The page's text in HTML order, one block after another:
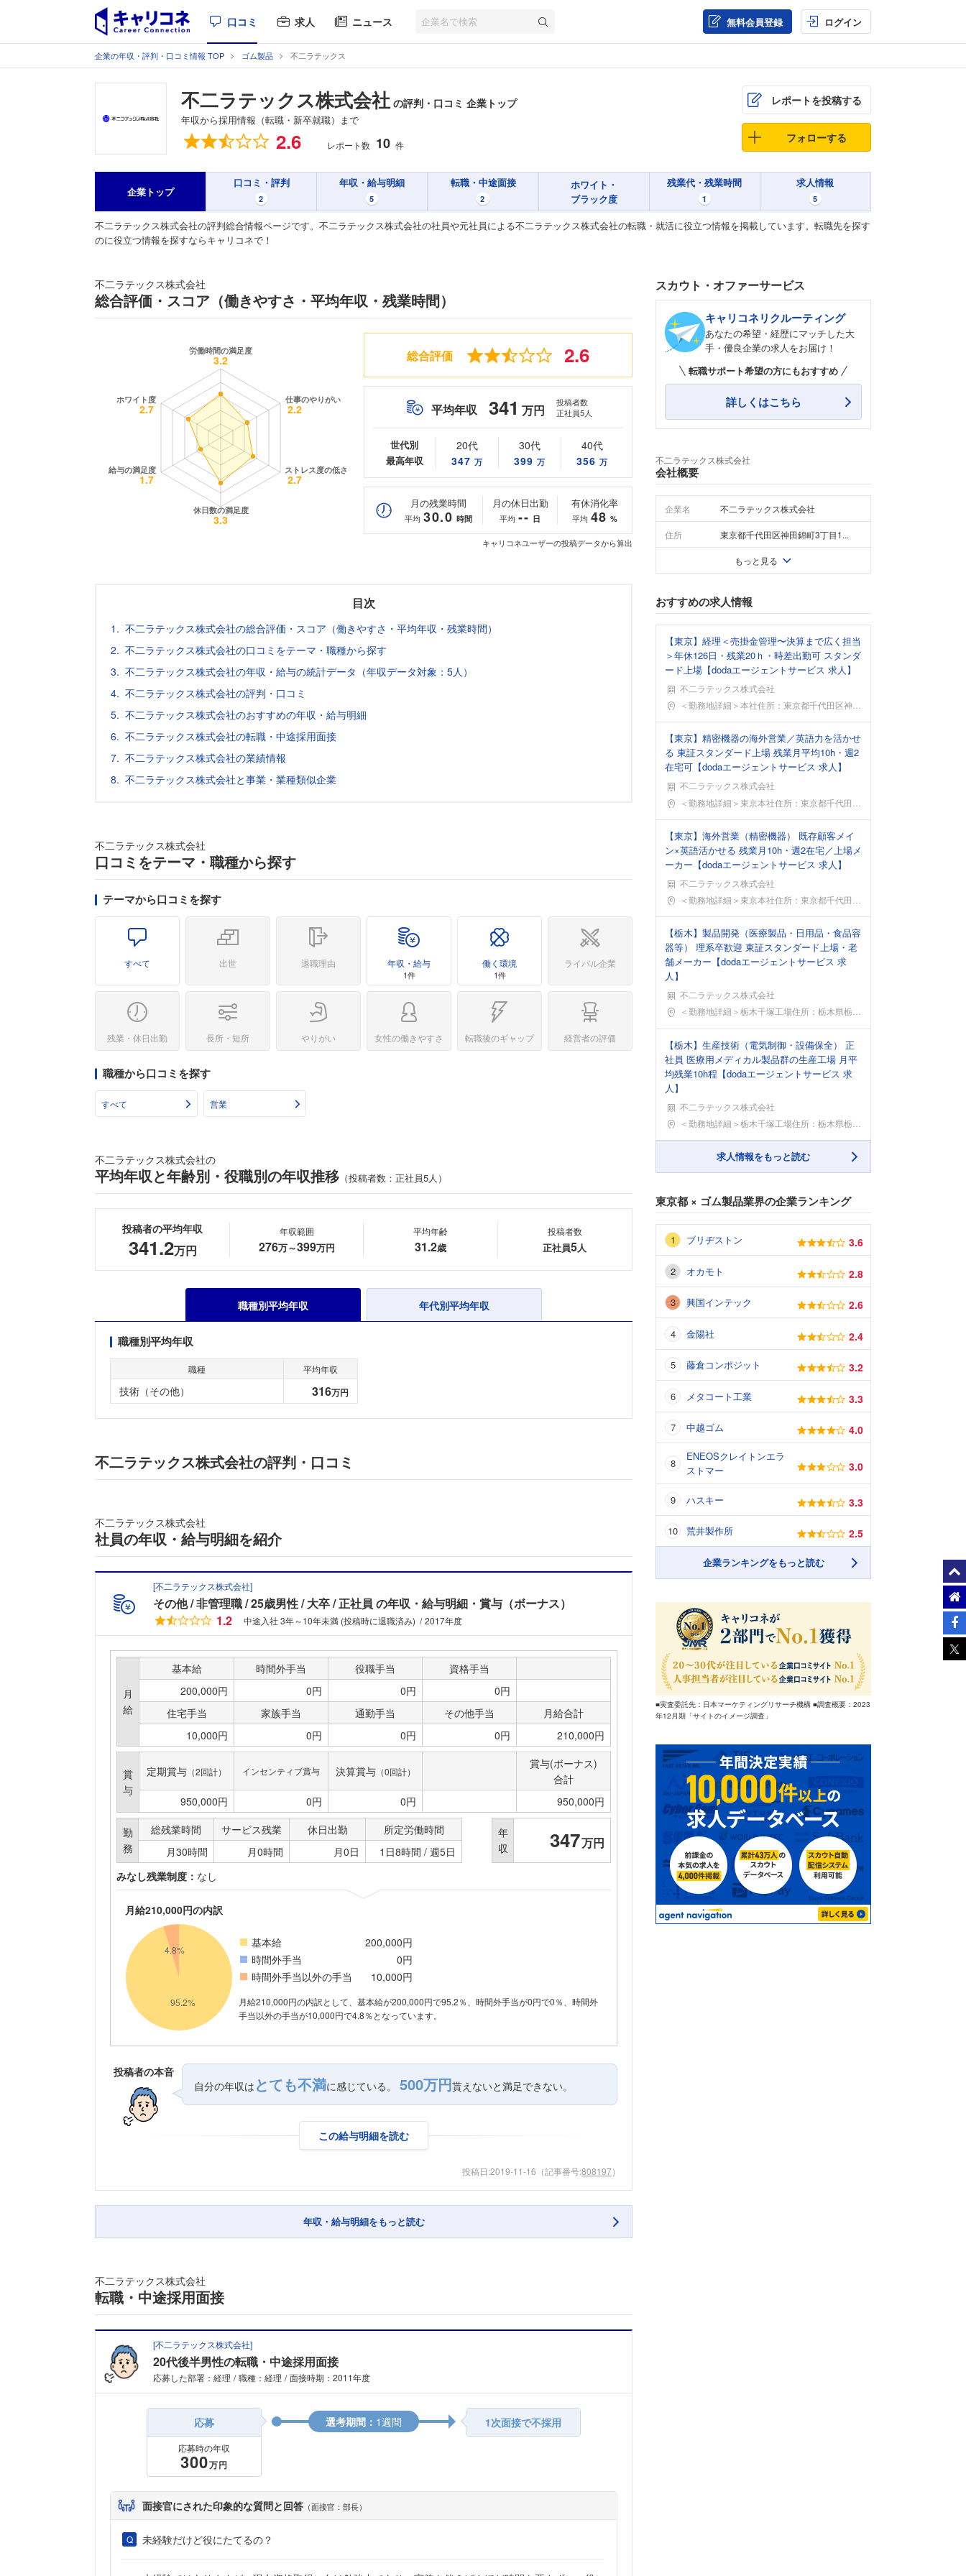
口コミ 求人 ニュース 無料会員登録 ログイン
企業の年収・評判・口コミ情報 TOP ゴム製品 不二ラテックス
不二ラテックス株式会社 の評判・口コミ 企業トップ
年収から採用情報（転職・新卒就職）まで
総合評価 2.6 レポート数 10 件
レポートを投稿する
フォローする
企業トップ
口コミ・評判
2
年収・給与明細
5
転職・中途面接
2
ホワイト・
ブラック度
残業代・残業時間
1
求人情報
5
不二ラテックス株式会社の評判総合情報ページです。不二ラテックス株式会社の社員や元社員による不二ラテックス株式会社の転職・就活に役立つ情報を掲載しています。転職先を探す
のに役立つ情報を探すならキャリコネで！
こちらの企業もフォローしませんか？
不二ラテックス株式会社
総合評価・スコア（働きやすさ・平均年収・残業時間）
総合評価 2.6
平均年収 341 万円
投稿者数
正社員5人
世代別
最高年収
20代
347 万
30代
399 万
40代
356 万
月の残業時間
平均 30.0 時間
月の休日出勤
平均 -- 日
有休消化率
平均 48 %
キャリコネユーザーの投稿データから算出
目次
不二ラテックス株式会社の総合評価・スコア（働きやすさ・平均年収・残業時間）
不二ラテックス株式会社の口コミをテーマ・職種から探す
不二ラテックス株式会社の年収・給与の統計データ（年収データ対象：5人）
不二ラテックス株式会社の評判・口コミ
不二ラテックス株式会社のおすすめの年収・給与明細
不二ラテックス株式会社の転職・中途採用面接
不二ラテックス株式会社の業績情報
不二ラテックス株式会社と事業・業種類似企業
不二ラテックス株式会社
口コミをテーマ・職種から探す
テーマから口コミを探す
すべて 出世 退職理由 年収・給与
1件
働く環境
1件
ライバル企業
残業・休日出勤 長所・短所 やりがい 女性の働きやすさ 転職後のギャップ 経営者の評価
職種から口コミを探す
すべて 営業
不二ラテックス株式会社の
平均年収と年齢別・役職別の年収推移 （投稿者数：正社員5人）
投稿者の平均年収
341.2万円
年収範囲
276万～399万円
平均年齢
31.2歳
投稿者数
正社員5人
職種別平均年収 年代別平均年収
職種別平均年収
職種 平均年収
技術（その他） 316万円
不二ラテックス株式会社の評判・口コミ
不二ラテックス株式会社
社員の年収・給与明細を紹介
[不二ラテックス株式会社]
その他 非管理職 25歳男性 大卒 正社員 の年収・給与明細・賞与（ボーナス）
1.2
中途入社 3年～10年未満 (投稿時に退職済み) 2017年度
月
給
基本給 時間外手当 役職手当
資格手当
200,000円
0円 0円
0円
住宅手当
家族手当 通勤手当 その他手当
月給合計
10,000円
0円 0円 0円 210,000円
賞
与
定期賞与 （2回計） インセンティブ賞与 決算賞与（0回計）
賞与(ボーナス)
合計
950,000円
0円 0円 950,000円
勤
務
総残業時間 サービス残業 休日出勤
所定労働時間
月30時間
月0時間 月0日 1日8時間 / 週5日
年
収
347万円
みなし残業制度： なし
月給210,000円の内訳
基本給
200,000円
時間外手当
0円
時間外手当以外の手当
10,000円
月給210,000円の内訳として、基本給が200,000円で95.2％、時間外手当が0円で0％、時間外
手当以外の手当が10,000円で4.8％となっています。
投稿者の本音
自分の年収は とても不満に感じている。 500万円貰えないと満足できない。
この給与明細を読む
投稿日:2019-11-16 （記事番号:808197）
年収・給与明細をもっと読む
不二ラテックス株式会社
転職・中途採用面接
[不二ラテックス株式会社]
20代後半男性の転職・中途採用面接
応募した部署：経理 職種：経理 面接時期：2011年度
選考期間： 1週間
応募
応募時の年収
300万円
1次面接で不採用
面接官にされた印象的な質問と回答 （面接官：部長）
未経験だけど役にたてるの？
スカウト・オファーサービス
キャリコネリクルーティング
あなたの希望・経歴にマッチした大
手・優良企業の求人をお届け！
転職サポート希望の方にもおすすめ
詳しくはこちら
不二ラテックス株式会社
会社概要
企業名 不二ラテックス株式会社
住所 東京都千代田区神田錦町3丁目1...
もっと見る
おすすめの求人情報
【東京】経理＜売掛金管理〜決算まで広く担当
＞年休126日・残業20ｈ・時差出勤可 スタンダ
ード上場【dodaエージェントサービス 求人】
不二ラテックス株式会社
勤務地＜勤務地詳細＞本社住所：東京都千代田区神田錦町3-
【東京】精密機器の海外営業／英語力を活かせ
る 東証スタンダード上場 残業月平均10h・週2
在宅可【dodaエージェントサービス 求人】
不二ラテックス株式会社
勤務地＜勤務地詳細＞東京本社住所：東京都千代田区神田錦町
【東京】海外営業（精密機器） 既存顧客メイ
ン×英語活かせる 残業月10h・週2在宅／上場メ
ーカー【dodaエージェントサービス 求人】
不二ラテックス株式会社
勤務地＜勤務地詳細＞東京本社住所：東京都千代田区神田錦町
【栃木】製品開発（医療製品・日用品・食品容
器等） 理系卒歓迎 東証スタンダード上場・老
舗メーカー【dodaエージェントサービス 求
人】
不二ラテックス株式会社
勤務地＜勤務地詳細＞栃木千塚工場住所：栃木県栃木市千塚町
【栃木】生産技術（電気制御・設備保全） 正
社員 医療用メディカル製品群の生産工場 月平
均残業10h程【dodaエージェントサービス 求
人】
不二ラテックス株式会社
勤務地＜勤務地詳細＞栃木千塚工場住所：栃木県栃木市千塚町
求人情報をもっと読む
東京都 × ゴム製品業界の企業ランキング
ブリヂストン 3.6
オカモト 2.8
興国インテック 2.6
金陽社 2.4
藤倉コンポジット 3.2
メタコート工業 3.3
中越ゴム 4.0
ENEOSクレイトンエラ
ストマー
3.0
ハスキー 3.3
荒井製作所 2.5
企業ランキングをもっと読む
■実査委託先：日本マーケティングリサーチ機構 ■調査概要：2023
年12月期「サイトのイメージ調査」